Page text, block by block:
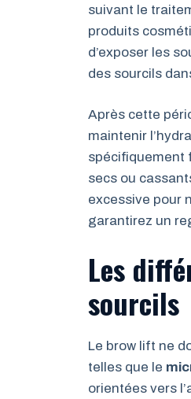
suivant le
produits
d’exposer les
des sourcils
Après cette
maintenir
spécifiquement
secs ou
excessive pour
garantirez un
Les
sourcils
Le brow lift ne
telles que le
orientées vers